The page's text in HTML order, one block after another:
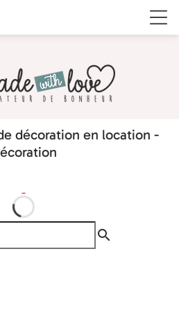
décoration en location -
search